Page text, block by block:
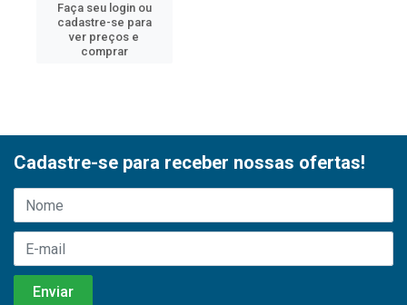
Faça seu login ou
cadastre-se para
ver preços e
comprar
Cadastre-se para receber nossas ofertas!